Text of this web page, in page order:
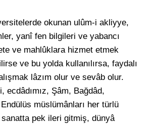
okunan ulûm-i akliyye,
yanî fen bilgileri ve yabancı
ve mahlûklara hizmet etmek
ve bu yolda kullanılırsa, faydalı
lâzım olur ve sevâb olur.
ecdâdımız, Şâm, Bağdâd,
müslümânları her türlü
pek ileri gitmiş, dünyâ